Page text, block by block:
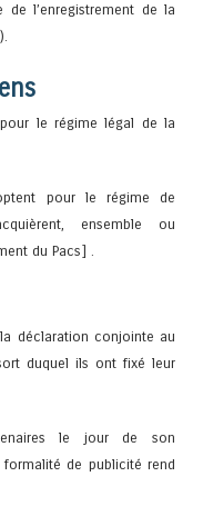
de l’enregistrement de la
le régime légal de la
pour le régime de
ensemble ou
du Pacs] .
déclaration conjointe au
duquel ils ont fixé leur
le jour de son
formalité de publicité rend